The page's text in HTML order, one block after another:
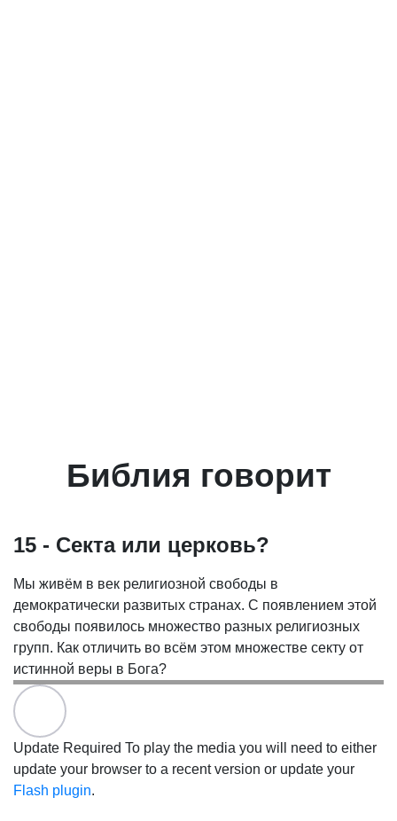
Библия говорит
15 - Секта или церковь?
Мы живём в век религиозной свободы в
демократически развитых странах. С появлением этой
свободы появилось множество разных религиозных
групп. Как отличить во всём этом множестве секту от
истинной веры в Бога?
Update Required To play the media you will need to either
update your browser to a recent version or update your
Flash plugin.